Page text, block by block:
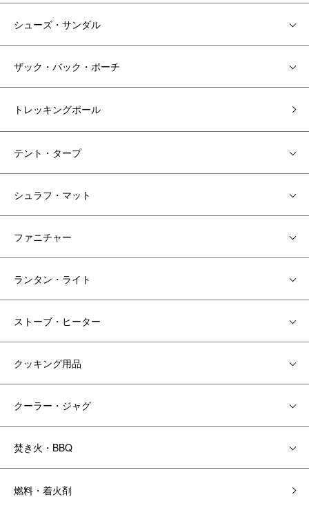
シューズ・サンダル
ザック・バック・ポーチ
トレッキングポール
テント・タープ
シュラフ・マット
ファニチャー
ランタン・ライト
ストーブ・ヒーター
クッキング用品
クーラー・ジャグ
焚き火・BBQ
燃料・着火剤